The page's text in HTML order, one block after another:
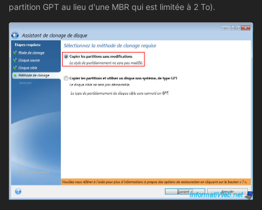
partition GPT au lieu d'une MBR qui est limitée à 2 To).